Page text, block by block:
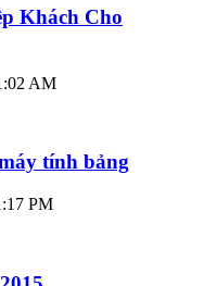
Khách Cho
AM
tính bảng
PM